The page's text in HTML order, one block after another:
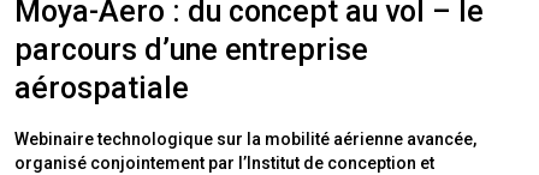
Moya-Aero : du concept au vol – le
parcours d’une entreprise
aérospatiale
Webinaire technologique sur la mobilité aérienne avancée,
organisé conjointement par l’Institut de conception et